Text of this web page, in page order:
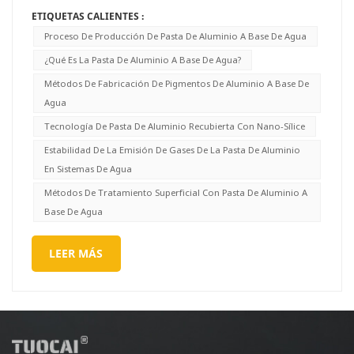
ETIQUETAS CALIENTES :
Proceso De Producción De Pasta De Aluminio A Base De Agua
¿Qué Es La Pasta De Aluminio A Base De Agua?
Métodos De Fabricación De Pigmentos De Aluminio A Base De
Agua
Tecnología De Pasta De Aluminio Recubierta Con Nano-Sílice
Estabilidad De La Emisión De Gases De La Pasta De Aluminio
En Sistemas De Agua
Métodos De Tratamiento Superficial Con Pasta De Aluminio A
Base De Agua
LEER MÁS